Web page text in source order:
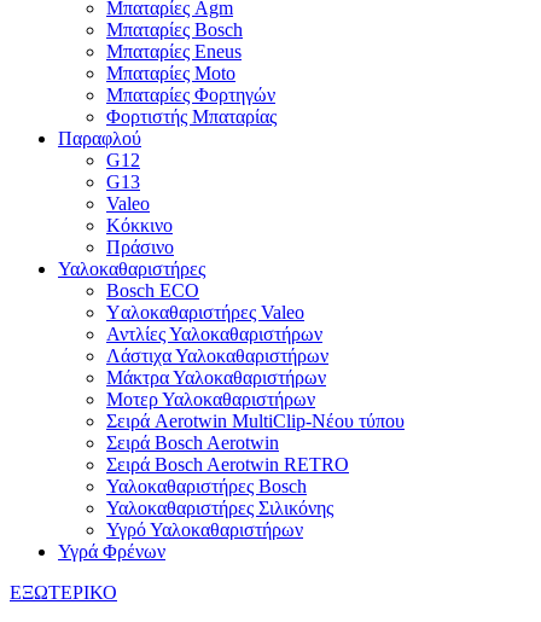
Μπαταρίες Agm
Μπαταρίες Bosch
Μπαταρίες Eneus
Μπαταρίες Moto
Μπαταρίες Φορτηγών
Φορτιστής Μπαταρίας
Παραφλού
G12
G13
Valeo
Κόκκινο
Πράσινο
Υαλοκαθαριστήρες
Bosch ECO
Yαλοκαθαριστήρες Valeo
Αντλίες Υαλοκαθαριστήρων
Λάστιχα Υαλοκαθαριστήρων
Μάκτρα Υαλοκαθαριστήρων
Μοτερ Υαλοκαθαριστήρων
Σειρά Aerotwin MultiClip-Νέου τύπου
Σειρά Bosch Aerotwin
Σειρά Bosch Aerotwin RETRO
Υαλοκαθαριστήρες Bosch
Υαλοκαθαριστήρες Σιλικόνης
Υγρό Υαλοκαθαριστήρων
Υγρά Φρένων
ΕΞΩΤΕΡΙΚΟ